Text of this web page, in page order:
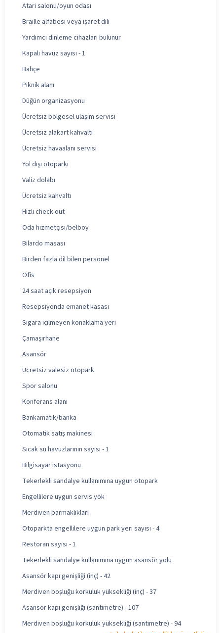
Atari salonu/oyun odası
Braille alfabesi veya işaret dili
Yardımcı dinleme cihazları bulunur
Kapalı havuz sayısı - 1
Bahçe
Piknik alanı
Düğün organizasyonu
Ücretsiz bölgesel ulaşım servisi
Ücretsiz alakart kahvaltı
Ücretsiz havaalanı servisi
Yol dışı otoparkı
Valiz dolabı
Ücretsiz kahvaltı
Hızlı check-out
Oda hizmetçisi/belboy
Bilardo masası
Birden fazla dil bilen personel
Ofis
24 saat açık resepsiyon
Resepsiyonda emanet kasası
Sigara içilmeyen konaklama yeri
Çamaşırhane
Asansör
Ücretsiz valesiz otopark
Spor salonu
Konferans alanı
Bankamatik/banka
Otomatik satış makinesi
Sıcak su havuzlarının sayısı - 1
Bilgisayar istasyonu
Tekerlekli sandalye kullanımına uygun otopark
Engellilere uygun servis yok
Merdiven parmaklıkları
Otoparkta engellilere uygun park yeri sayısı - 4
Restoran sayısı - 1
Tekerlekli sandalye kullanımına uygun asansör yolu
Asansör kapı genişliği (inç) - 42
Merdiven boşluğu korkuluk yüksekliği (inç) - 37
Asansör kapı genişliği (santimetre) - 107
Merdiven boşluğu korkuluk yüksekliği (santimetre) - 94